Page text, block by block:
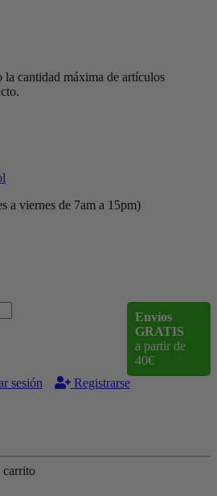
la cantidad máxima de artículos
a viernes de 7am a 15pm)
Envíos
GRATIS
a partir de
40€
sesión
Registrarse
carrito